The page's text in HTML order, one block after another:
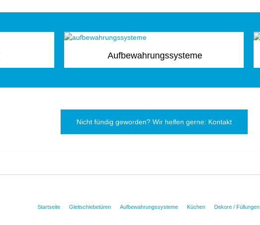
Aufbewahrungssysteme
Nicht fündig geworden? Wir helfen gerne: Kontakt
Startseite Gleitschiebetüren Aufbewahrungssysteme Küchen Dekore / Füllungen